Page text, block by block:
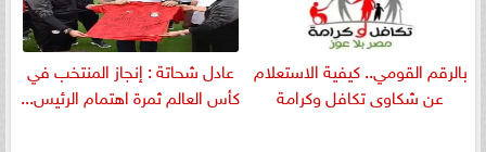
بالرقم القومي.. كيفية الاستعلام
عن شكاوى تكافل وكرامة
عادل شحاتة : إنجاز المنتخب في
كأس العالم ثمرة اهتمام الرئيس...